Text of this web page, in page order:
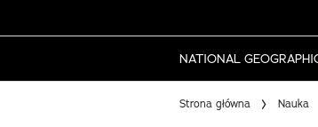
NATIONAL
Strona główna Nauka